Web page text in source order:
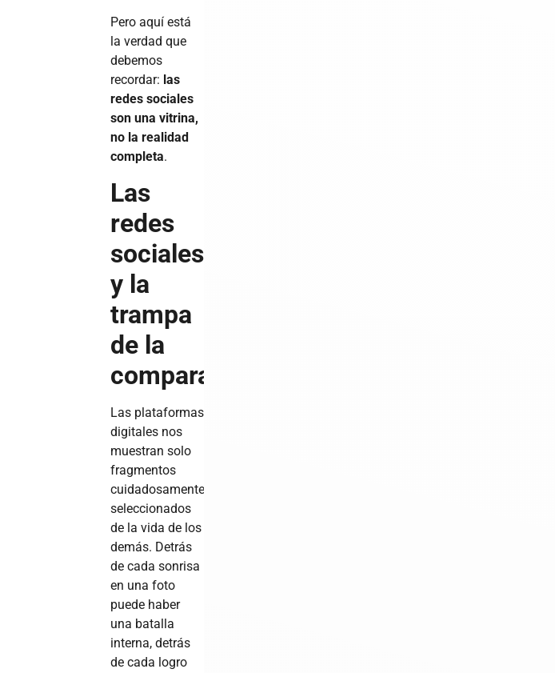
Pero aquí está
la verdad que
debemos
recordar: las
redes sociales
son una vitrina,
no la realidad
completa.
Las
redes
sociales
y la
trampa
de la
comparación
Las plataformas
digitales nos
muestran solo
fragmentos
cuidadosamente
seleccionados
de la vida de los
demás. Detrás
de cada sonrisa
en una foto
puede haber
una batalla
interna, detrás
de cada logro